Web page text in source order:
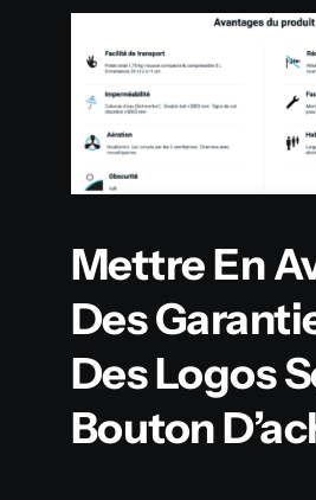
Mettre En
Des
Des Logos
Bouton